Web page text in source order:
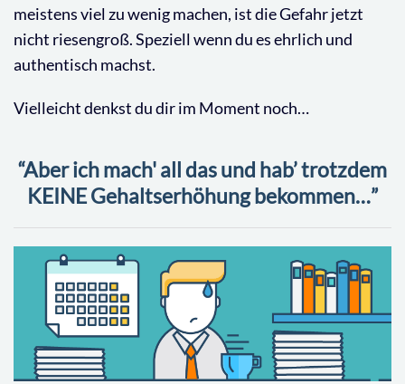
meistens viel zu wenig machen, ist die Gefahr jetzt
nicht riesengroß. Speziell wenn du es ehrlich und
authentisch machst.
Vielleicht denkst du dir im Moment noch…
“Aber ich mach' all das und hab’ trotzdem
KEINE Gehaltserhöhung bekommen…”